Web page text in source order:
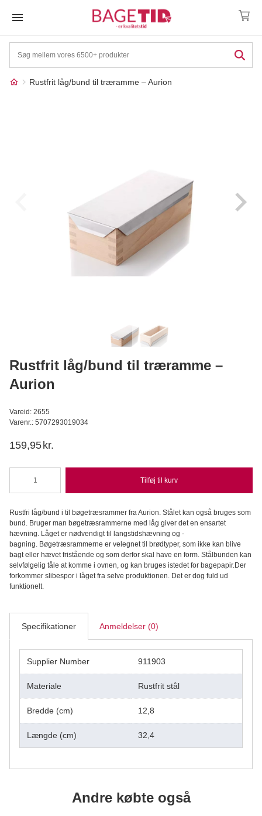
Rustfrit låg/bund til træramme – Aurion
Læg i kurv
Rustfrit låg/bund til træramme –
Aurion
Vareid: 2655
Varenr.: 5707293019034
159,95 kr.
Rustfrit
låg/bund
træramme
-
Aurion
antal
Tilføj til kurv
Rustfri låg/bund i til bøgetræsrammer fra Aurion. Stålet kan også bruges som
bund. Bruger man bøgetræsrammerne med låg giver det en ensartet
hævning. Låget er nødvendigt til langstidshævning og -
bagning. Bøgetræsrammerne er velegnet til brødtyper, som ikke kan blive
bagt eller hævet fristående og som derfor skal have en form. Stålbunden kan
selvfølgelig tåle at komme i ovnen, og kan bruges istedet for bagepapir.Der
forkommer slibespor i låget fra selve produktionen. Det er dog fuld ud
funktionelt.
Specifikationer Anmeldelser (0)
Supplier Number 911903
Materiale Rustfrit stål
Bredde (cm) 12,8
Længde (cm) 32,4
Andre købte også